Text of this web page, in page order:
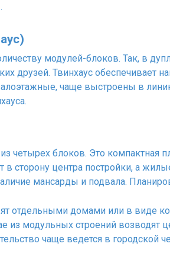
модулей-блоков. Так, в
друзей. Твинхаус обеспечивает
чаще выстроены в
из четырех блоков. Это
в сторону центра постройки, а
мансарды и подвала.
отдельными домами или в виде
из модульных строений возводят
чаще ведется в городской